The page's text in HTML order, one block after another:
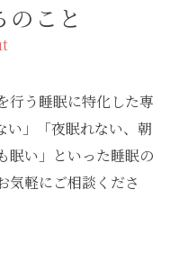
のこと
行う睡眠に特化した専
い」「夜眠れない、朝
眠い」といった睡眠の
気軽にご相談くださ